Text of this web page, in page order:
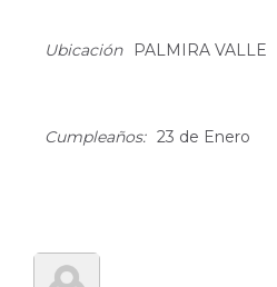
Ubicación PALMIRA VALLE
Cumpleaños: 23 de Enero